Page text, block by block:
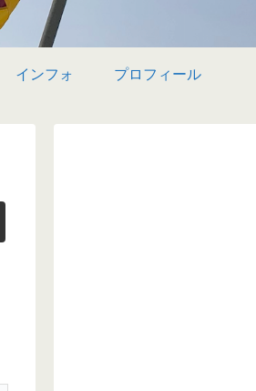
インフォ プロフィール